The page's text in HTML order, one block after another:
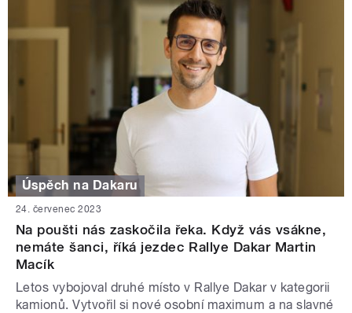
Úspěch na Dakaru
24. červenec 2023
Na poušti nás zaskočila řeka. Když vás vsákne,
nemáte šanci, říká jezdec Rallye Dakar Martin
Macík
Letos vybojoval druhé místo v Rallye Dakar v kategorii
kamionů. Vytvořil si nové osobní maximum a na slavné